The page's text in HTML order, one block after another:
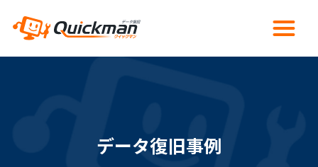
データ復旧事例